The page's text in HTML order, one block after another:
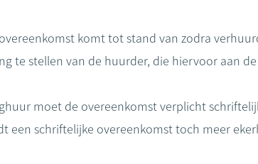
komt tot stand van zodra
te stellen van de huurder, die hiervoor aan
moet de overeenkomst verplicht
een schriftelijke overeenkomst toch meer